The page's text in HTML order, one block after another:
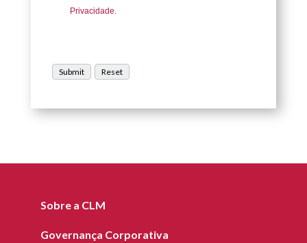
Privacidade.
Sobre a CLM
Governança Corporativa